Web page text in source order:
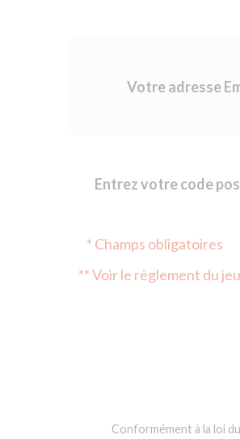
Votre adresse
Entrez votre code
* Champs obligatoires
** Voir le règlement du jeu
Conformément à la loi